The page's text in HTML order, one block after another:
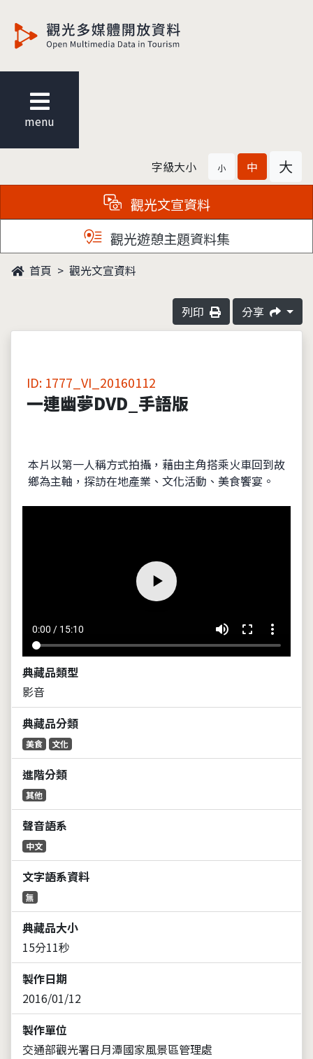
menu
字級大小 小 中 大
觀光文宣資料
觀光遊憩主題資料集
首頁 觀光文宣資料
列印 分享
ID: 1777_VI_20160112
一連幽夢DVD_手語版
本片以第一人稱方式拍攝，藉由主角搭乘火車回到故
鄉為主軸，探訪在地產業、文化活動、美食饗宴。
0:00 / 15:10 volume_up fullscreen more_vert
典藏品類型
影音
典藏品分類
美食 文化
進階分類
其他
聲音語系
中文
文字語系資料
無
典藏品大小
15分11秒
製作日期
2016/01/12
製作單位
交通部觀光署日月潭國家風景區管理處